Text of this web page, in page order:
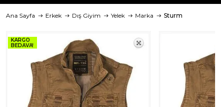
Ana Sayfa Erkek Dış Giyim Yelek Marka Sturm
KARGO
BEDAVA!